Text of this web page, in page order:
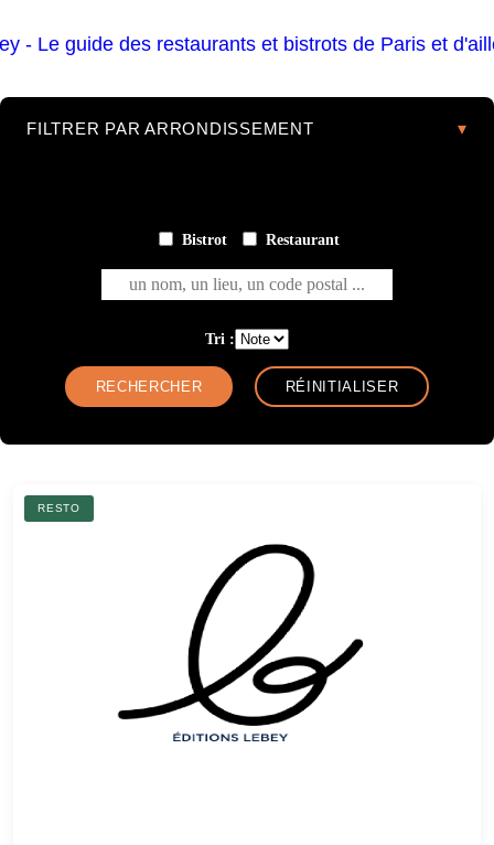
FILTRER PAR ARRONDISSEMENT
Bistrot Restaurant
un nom, un lieu, un code postal ...
Tri :
RESTO